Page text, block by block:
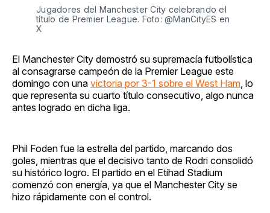
Jugadores del Manchester City celebrando el
título de Premier League. Foto: @ManCityES en
X
El Manchester City demostró su supremacía futbolística
al consagrarse campeón de la Premier League este
domingo con una victoria por 3-1 sobre el West Ham , lo
que representa su cuarto título consecutivo, algo nunca
antes logrado en dicha liga.
Phil Foden fue la estrella del partido, marcando dos
goles, mientras que el decisivo tanto de Rodri consolidó
su histórico logro. El partido en el Etihad Stadium
comenzó con energía, ya que el Manchester City se
hizo rápidamente con el control.